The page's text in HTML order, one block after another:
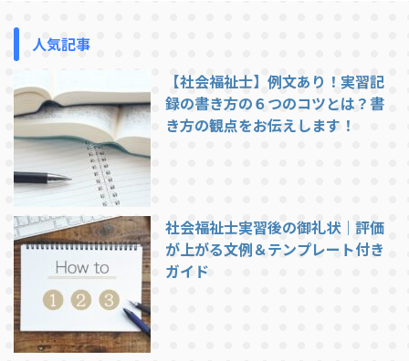
認 合格者の多くが取り入れてい
問や模擬試験で間違えた問題だけ
を一冊にまとめ、試験前日はその
ノートだけを見返したと言いま
す。何度も解いた過去問をすべて
やり直す時間は直前には取れな ...
試験直前にできる最もシンプルで
効果的な方法が呼吸法です。4秒
かけて鼻から吸い、4秒止め、8
秒かけて口から吐く「4-4-8呼 ...
人気記事
【社会福祉士】例文あり！実習記
録の書き方の６つのコツとは？書
き方の観点をお伝えします！
社会福祉士実習後の御礼状｜評価
が上がる文例＆テンプレート付き
ガイド